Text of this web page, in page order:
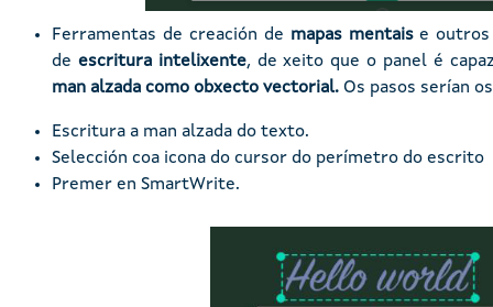
Ferramentas de creación de mapas mentaise outros
de escritura intelixente, de xeito que o panel é
man alzada como obxecto vectorial. Os pasos serían
Escritura a man alzada do texto.
Selección coa icona do cursor do perímetro do escrito
Premer en SmartWrite.